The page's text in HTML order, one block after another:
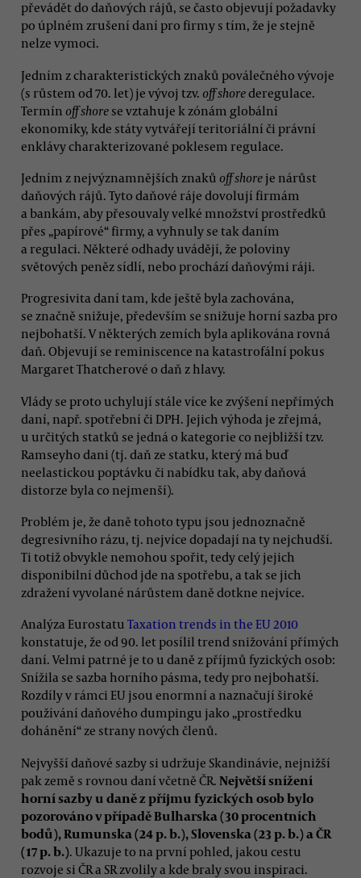
převádět do daňových rájů, se často objevují požadavky
po úplném zrušení daní pro firmy s tím, že je stejně
nelze vymoci.
Jedním z charakteristických znaků poválečného vývoje
(s růstem od 70. let) je vývoj tzv. off shorederegulace.
Termín off shore se vztahuje k zónám globální
ekonomiky, kde státy vytvářejí teritoriální či právní
enklávy charakterizované poklesem regulace.
Jedním z nejvýznamnějších znaků off shore je nárůst
daňových rájů. Tyto daňové ráje dovolují firmám
a bankám, aby přesouvaly velké množství prostředků
přes „papírové“ firmy, a vyhnuly se tak daním
a regulaci. Některé odhady uvádějí, že poloviny
světových peněz sídlí, nebo prochází daňovými ráji.
Progresivita daní tam, kde ještě byla zachována,
se značně snižuje, především se snižuje horní sazba pro
nejbohatší. V některých zemích byla aplikována rovná
daň. Objevují se reminiscence na katastrofální pokus
Margaret Thatcherové o daň z hlavy.
Vlády se proto uchylují stále více ke zvýšení nepřímých
daní, např. spotřební či DPH. Jejich výhoda je zřejmá,
u určitých statků se jedná o kategorie co nejbližší tzv.
Ramseyho dani (tj. daň ze statku, který má buď
neelastickou poptávku či nabídku tak, aby daňová
distorze byla co nejmenší).
Problém je, že daně tohoto typu jsou jednoznačně
degresivního rázu, tj. nejvíce dopadají na ty nejchudší.
Ti totiž obvykle nemohou spořit, tedy celý jejich
disponibilní důchod jde na spotřebu, a tak se jich
zdražení vyvolané nárůstem daně dotkne nejvíce.
Analýza Eurostatu Taxation trends in the EU 2010
konstatuje, že od 90. let posílil trend snižování přímých
daní. Velmi patrné je to u daně z příjmů fyzických osob:
Snížila se sazba horního pásma, tedy pro nejbohatší.
Rozdíly v rámci EU jsou enormní a naznačují široké
používání daňového dumpingu jako „prostředku
dohánění“ ze strany nových členů.
Nejvyšší daňové sazby si udržuje Skandinávie, nejnižší
pak země s rovnou daní včetně ČR. Největší snížení
horní sazby u daně z příjmu fyzických osob bylo
pozorováno v případě Bulharska (30 procentních
bodů), Rumunska (24 p. b.), Slovenska (23 p. b.) a ČR
(17 p. b.). Ukazuje to na první pohled, jakou cestu
rozvoje si ČR a SR zvolily a kde braly svou inspiraci.